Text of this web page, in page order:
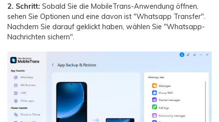
2. Schritt: Sobald Sie die MobileTrans-Anwendung öffnen,
sehen Sie Optionen und eine davon ist "Whatsapp Transfer".
Nachdem Sie darauf geklickt haben, wählen Sie "Whatsapp-
Nachrichten sichern".